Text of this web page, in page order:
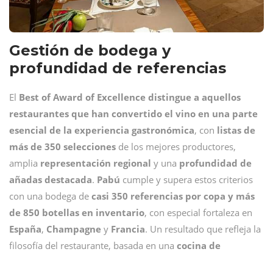
Gestión de bodega y
profundidad de referencias
El Best of Award of Excellence distingue a aquellos
restaurantes que han convertido el vino en una parte
esencial de la experiencia gastronómica, con listas de
más de 350 selecciones de los mejores productores,
amplia representación regional y una profundidad de
añadas destacada. Pabú cumple y supera estos criterios
con una bodega de casi 350 referencias por copa y más
de 850 botellas en inventario, con especial fortaleza en
España, Champagne y Francia. Un resultado que refleja la
filosofía del restaurante, basada en una cocina de